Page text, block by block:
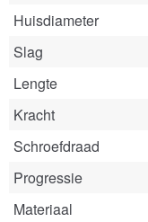
Huisdiameter
Slag
Lengte
Kracht
Schroefdraad
Progressie
Materiaal